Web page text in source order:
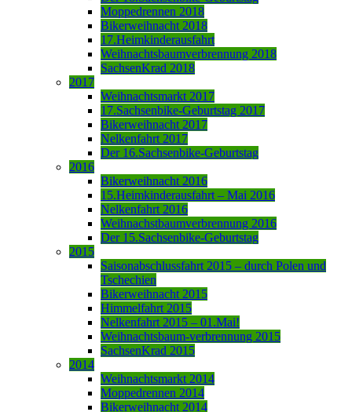
Moppedrennen 2018
Bikerweihnacht 2018
17.Heimkinderausfahrt
Weihnachtsbaumverbrennung 2018
SachsenKrad 2018
2017
Weihnachtsmarkt 2017
17.Sachsenbike-Geburtstag 2017
Bikerweihnacht 2017
Nelkenfahrt 2017
Der 16.Sachsenbike-Geburtstag
2016
Bikerweihnacht 2016
15.Heimkinderausfahrt – Mai 2016
Nelkenfahrt 2016
Weihnachstbaumverbrennung 2016
Der 15.Sachsenbike-Geburtstag
2015
Saisonabschlussfahrt 2015 – durch Polen und
Tschechien
Bikerweihnacht 2015
Himmelfahrt 2015
Nelkenfahrt 2015 – 01.Mai!
Weihnachtsbaum-verbrennung 2015
SachsenKrad 2015
2014
Weihnachtsmarkt 2014
Moppedrennen 2014
Bikerweihnacht 2014